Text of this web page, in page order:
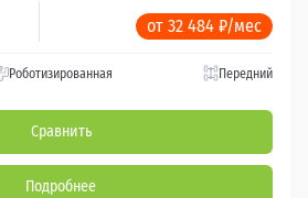
от 32 484 ₽/мес
Роботизированная Передний
Сравнить
Подробнее